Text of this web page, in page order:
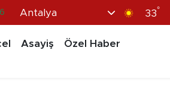
Antalya 33°
Asayiş
Özel Haber